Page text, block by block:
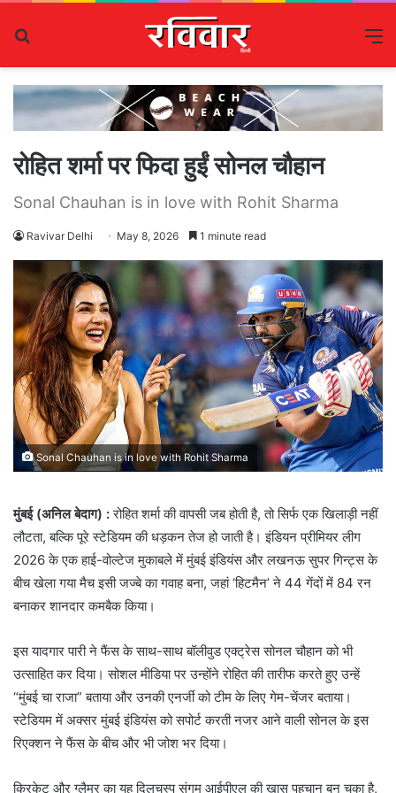
रोहित शर्मा पर फिदा हुईं सोनल चौहान
Sonal Chauhan is in love with Rohit Sharma
Ravivar Delhi May 8, 2026 1 minute read
Sonal Chauhan is in love with Rohit Sharma
मुंबई (अनिल बेदाग) :रोहित शर्मा की वापसी जब होती है, तो सिर्फ एक खिलाड़ी नहीं
लौटता, बल्कि पूरे स्टेडियम की धड़कन तेज हो जाती है। इंडियन प्रीमियर लीग
2026 के एक हाई-वोल्टेज मुकाबले में मुंबई इंडियंस और लखनऊ सुपर गिन्ट्स के
बीच खेला गया मैच इसी जज्बे का गवाह बना, जहां ‘हिटमैन’ ने 44 गेंदों में 84 रन
बनाकर शानदार कमबैक किया।
इस यादगार पारी ने फैंस के साथ-साथ बॉलीवुड एक्ट्रेस सोनल चौहान को भी
उत्साहित कर दिया। सोशल मीडिया पर उन्होंने रोहित की तारीफ करते हुए उन्हें
“मुंबई चा राजा” बताया और उनकी एनर्जी को टीम के लिए गेम-चेंजर बताया।
स्टेडियम में अक्सर मुंबई इंडियंस को सपोर्ट करती नजर आने वाली सोनल के इस
रिएक्शन ने फैंस के बीच और भी जोश भर दिया।
क्रिकेट और ग्लैमर का यह दिलचस्प संगम आईपीएल की खास पहचान बन चुका है,